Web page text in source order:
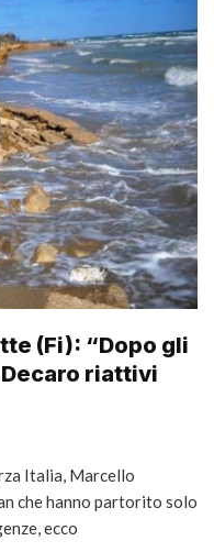
(Fi): “Dopo gli
riattivi
Italia, Marcello
che hanno partorito solo
ecco